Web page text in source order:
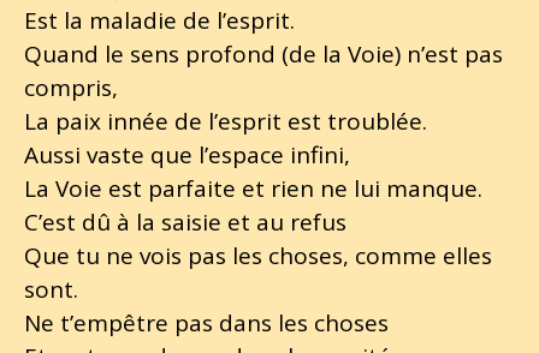
Est la maladie de l’esprit.
Quand le sens profond (de la Voie) n’est pas
compris,
La paix innée de l’esprit est troublée.
Aussi vaste que l’espace infini,
La Voie est parfaite et rien ne lui manque.
C’est dû à la saisie et au refus
Que tu ne vois pas les choses, comme elles
sont.
Ne t’empêtre pas dans les choses